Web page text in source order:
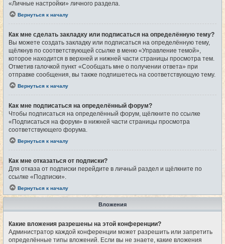
«Личные настройки» личного раздела.
Вернуться к началу
Как мне сделать закладку или подписаться на определённую тему?
Вы можете создать закладку или подписаться на определённую тему,
щёлкнув по соответствующей ссылке в меню «Управление темой»,
которое находится в верхней и нижней части страницы просмотра тем.
Отметив галочкой пункт «Сообщать мне о получении ответа» при
отправке сообщения, вы также подпишетесь на соответствующую тему.
Вернуться к началу
Как мне подписаться на определённый форум?
Чтобы подписаться на определённый форум, щёлкните по ссылке
«Подписаться на форум» в нижней части страницы просмотра
соответствующего форума.
Вернуться к началу
Как мне отказаться от подписки?
Для отказа от подписки перейдите в личный раздел и щёлкните по
ссылке «Подписки».
Вернуться к началу
Вложения
Какие вложения разрешены на этой конференции?
Администратор каждой конференции может разрешить или запретить
определённые типы вложений. Если вы не знаете, какие вложения